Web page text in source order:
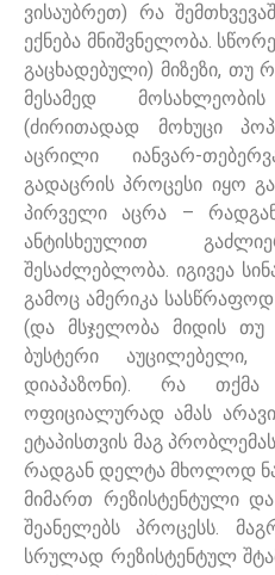
ვისაუბრეთ) რა
ექნება მნიშვნელობა.
გაცხადებული) მიზეზი, თუ
მესამედ
(ძირითადად მოხუცი
აცრილი იანვარ-
გადაცრის პროცესი იყო
პირველი აცრა –
ანტისხეულით
შესაძლებლობა. იგივეა
გამოც ამერიკა
(და მსჯელობა მიდის თუ
ბუსტერი
დიაპაზონი). რა
ოფიციალურად ამას
ეტაპისთვის მაგ
რადგან დელტა მხოლოდ
მიმართ რეზისტენტული
შეანელებს პროცესს.
სრულად რეზისტენტულ